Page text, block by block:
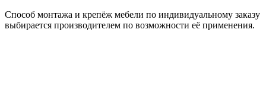
Способ монтажа и крепёж мебели по индивидуальному заказу
выбирается производителем по возможности её применения.